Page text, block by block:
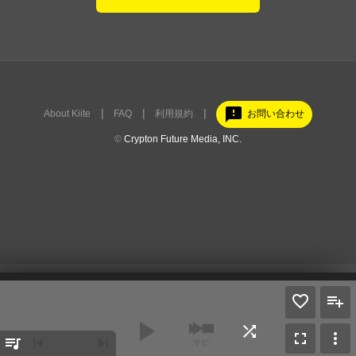
About Kiite FAQ 利用規約 feedback お問い合わせ
© Crypton Future Media, INC.
queue_music play_arrow サビ
shuffle fullscreen more_vert